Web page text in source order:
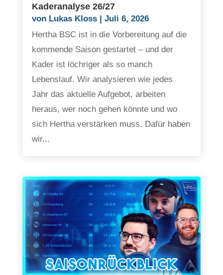
Kaderanalyse 26/27
von Lukas Kloss| Juli 6, 2026
Hertha BSC ist in die Vorbereitung auf die
kommende Saison gestartet – und der
Kader ist löchriger als so manch
Lebenslauf. Wir analysieren wie jedes
Jahr das aktuelle Aufgebot, arbeiten
heraus, wer noch gehen könnte und wo
sich Hertha verstärken muss. Dafür haben
wir...